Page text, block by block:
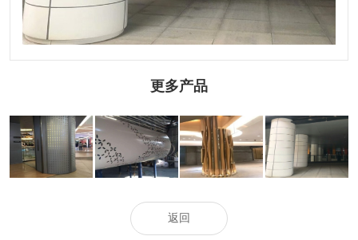
更多产品
冲孔包柱铝单板 雕花包柱铝单板 造型包柱铝单板 氟碳包柱铝单板
返回